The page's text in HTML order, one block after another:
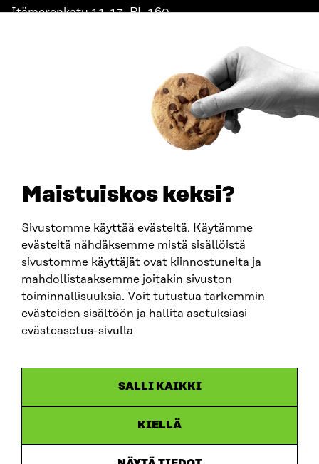
Maistuiskos keksi?
Sivustomme käyttää evästeitä. Käytämme
evästeitä nähdäksemme mistä sisällöistä
sivustomme käyttäjät ovat kiinnostuneita ja
mahdollistaaksemme joitakin sivuston
toiminnallisuuksia. Voit tutustua tarkemmin
evästeiden sisältöön ja hallita asetuksiasi
evästeasetus-sivulla
SALLI KAIKKI
KIELLÄ
Itämerenkatu 11-13, PL 160,
SITRA SOSIAALISESSA MEDIASSA
LinkedIn
Instagram
YouTube